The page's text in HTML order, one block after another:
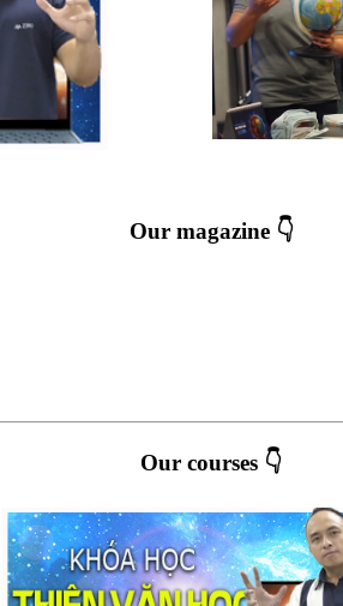
Our magazine 👇
Our courses 👇